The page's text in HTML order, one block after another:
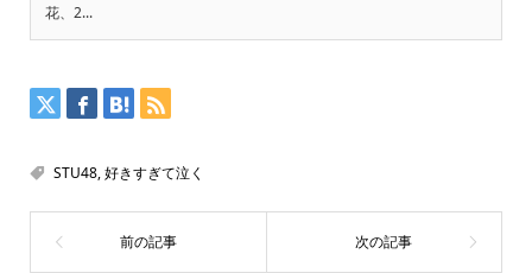
花、2...
STU48,好きすぎて泣く